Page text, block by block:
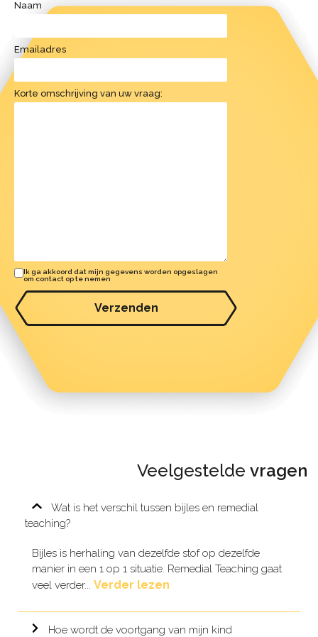
Naam
Emailadres
Korte omschrijving van uw vraag:
Ik ga akkoord dat mijn gegevens worden opgeslagen
om contact op te nemen
Verzenden
Veelgestelde vragen
Wat is het verschil tussen bijles en remedial
teaching?
Bijles is herhaling van dezelfde stof op dezelfde
manier in een 1 op 1 situatie. Remedial Teaching gaat
veel verder... Verder lezen
Hoe wordt de voortgang van mijn kind